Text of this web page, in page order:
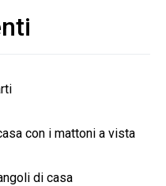
con i mattoni a vista
di casa